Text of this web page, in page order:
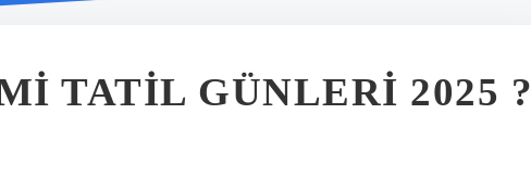
TATIL GÜNLERI 2025 ?